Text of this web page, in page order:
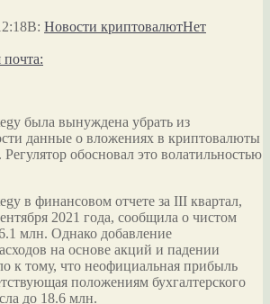
В: Новости криптовалютНет
почта:
была вынуждена убрать из
данные о вложениях в криптовалюты
обосновал это волатильностью
в финансовом отчете за III квартал,
2021 года, сообщила о чистом
млн. Однако добавление
на основе акций и падении
к тому, что неофициальная прибыль
положениям бухгалтерского
до 18.6 млн.